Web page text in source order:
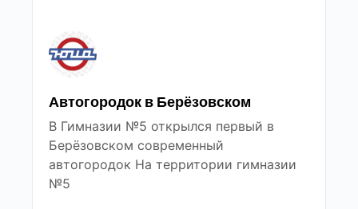
Автогородок в Берёзовском
В Гимназии №5 открылся первый в
Берёзовском современный
автогородок На территории гимназии
№5